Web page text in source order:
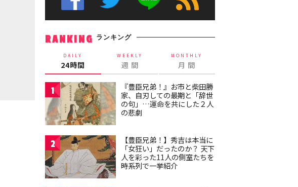
RANKING ランキング
DAILY
24時間
WEEKLY
週 間
MONTHLY
月 間
1
『豊臣兄弟！』お市と柴田勝
家、自刃しての最期と「辞世
の句」…運命を共にした２人
の悲劇
2
【豊臣兄弟！】秀吉は本当に
「女狂い」だったのか？ 天下
人を彩った11人の側室たちを
時系列で一挙紹介